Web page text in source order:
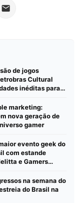
de jogos
Cultural
inéditas para
marketing:
nova geração de
gamer
evento geek do
com estande
e Gamers
na semana do
do Brasil na